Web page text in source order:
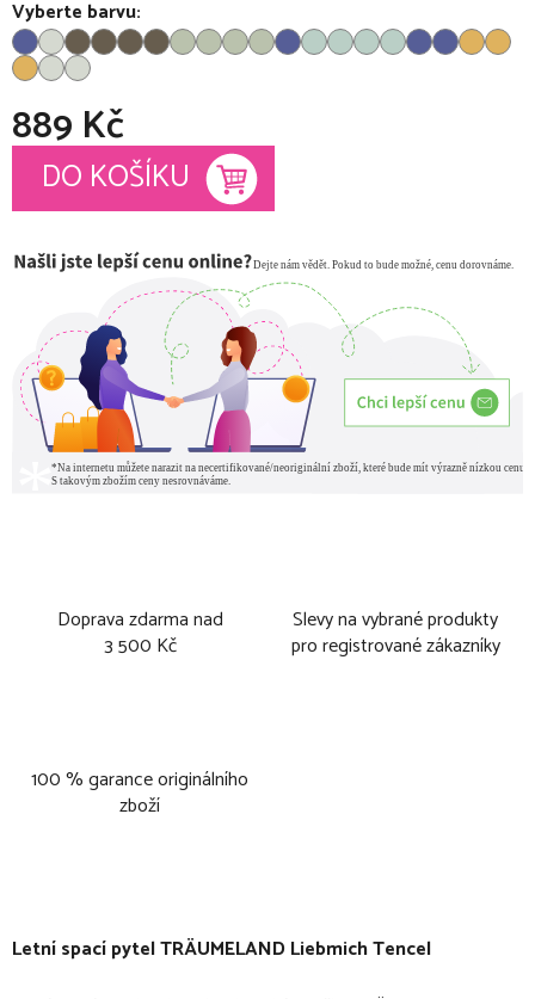
Vyberte barvu:
889 Kč
Měrná cena:
DO KOŠÍKU
Doprava zdarma nad
3 500 Kč
Slevy na vybrané produkty
pro registrované zákazníky
100 % garance originálního
zboží
Letní spací pytel TRÄUMELAND Liebmich Tencel